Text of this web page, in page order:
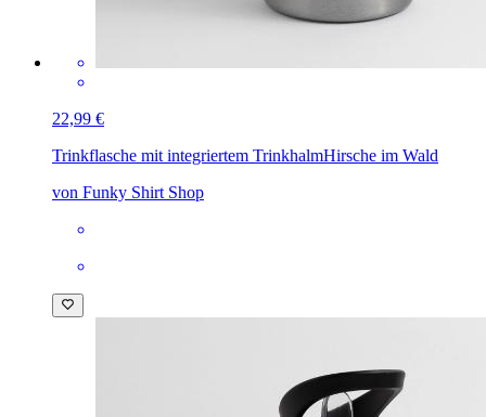
22,99 €
Trinkflasche mit integriertem TrinkhalmHirsche im Wald
von Funky Shirt Shop